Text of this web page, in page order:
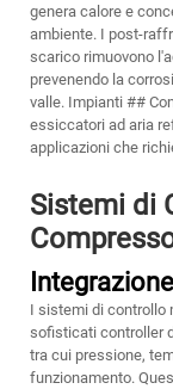
genera calore e
ambiente. I post-
scarico rimuovono
prevenendo la
valle. Impianti ##
essiccatori ad aria
applicazioni che
Sistemi di
I sistemi di controllo
sofisticati controller
tra cui pressione,
funzionamento.